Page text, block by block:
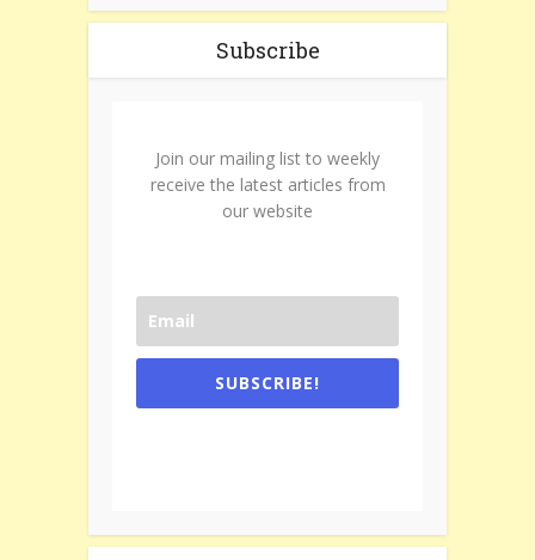
Subscribe
Join our mailing list to weekly
receive the latest articles from
our website
SUBSCRIBE!